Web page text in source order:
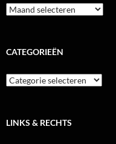
Archieven
CATEGORIEËN
Categorieën
LINKS & RECHTS